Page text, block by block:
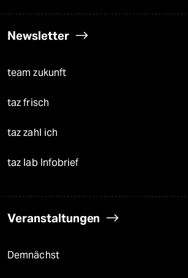
Newsletter
team zukunft
taz frisch
taz zahl ich
taz lab Infobrief
Veranstaltungen
Demnächst